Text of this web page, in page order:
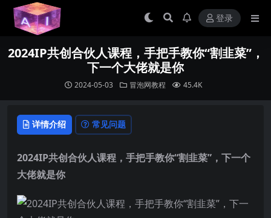
登录
2024IP共创合伙人课程，手把手教你“割韭菜”，
下一个大佬就是你
2024-05-03 冒泡网教程 45.4K
详情介绍 常见问题
2024IP共创合伙人课程，手把手教你“割韭菜”，下一个
大佬就是你